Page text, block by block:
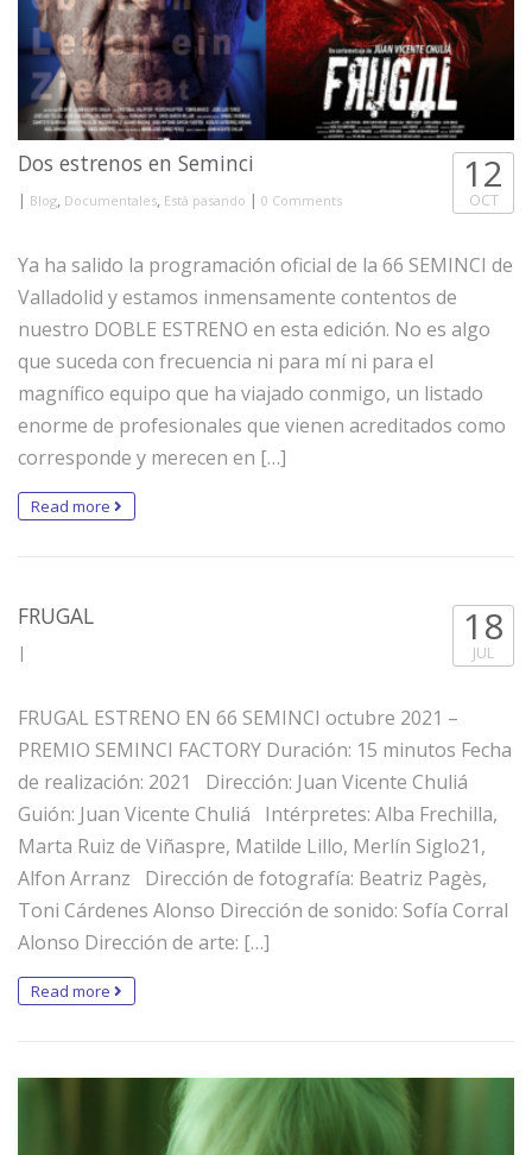
Dos estrenos en Seminci
| Blog, Documentales, Está pasando | 0 Comments
12
OCT
Ya ha salido la programación oficial de la 66 SEMINCI de
Valladolid y estamos inmensamente contentos de
nuestro DOBLE ESTRENO en esta edición. No es algo
que suceda con frecuencia ni para mí ni para el
magnífico equipo que ha viajado conmigo, un listado
enorme de profesionales que vienen acreditados como
corresponde y merecen en […]
Read more
FRUGAL
|
18
JUL
FRUGAL ESTRENO EN 66 SEMINCI octubre 2021 –
PREMIO SEMINCI FACTORY Duración: 15 minutos Fecha
de realización: 2021 Dirección: Juan Vicente Chuliá
Guión: Juan Vicente Chuliá Intérpretes: Alba Frechilla,
Marta Ruiz de Viñaspre, Matilde Lillo, Merlín Siglo21,
Alfon Arranz Dirección de fotografía: Beatriz Pagès,
Toni Cárdenes Alonso Dirección de sonido: Sofía Corral
Alonso Dirección de arte: […]
Read more